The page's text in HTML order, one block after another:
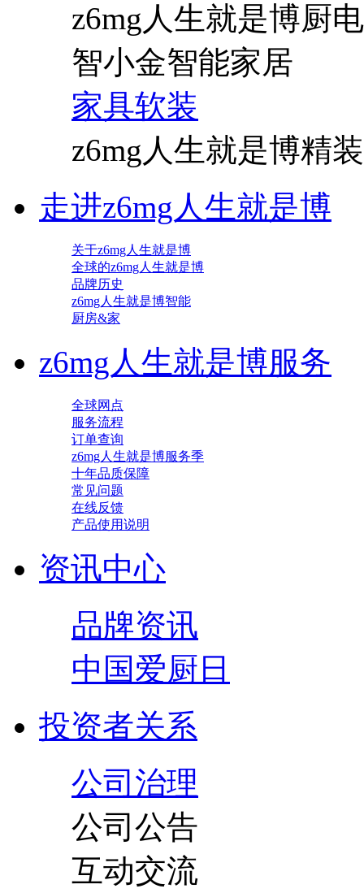
z6mg人生就是博厨电
智小金智能家居
家具软装
z6mg人生就是博精装
走进z6mg人生就是博
关于z6mg人生就是博
全球的z6mg人生就是博
品牌历史
z6mg人生就是博智能
厨房&家
z6mg人生就是博服务
全球网点
服务流程
订单查询
z6mg人生就是博服务季
十年品质保障
常见问题
在线反馈
产品使用说明
资讯中心
品牌资讯
中国爱厨日
投资者关系
公司治理
公司公告
互动交流